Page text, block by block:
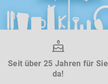
Seit über 25 Jahren für Sie
da!